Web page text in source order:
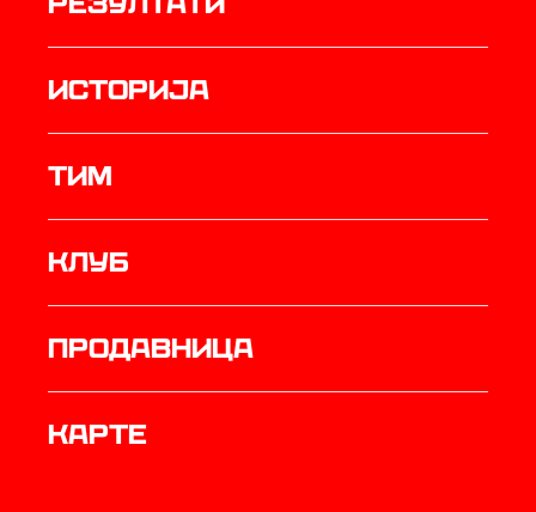
историја
ТИМ
Клуб
продавница
Карте